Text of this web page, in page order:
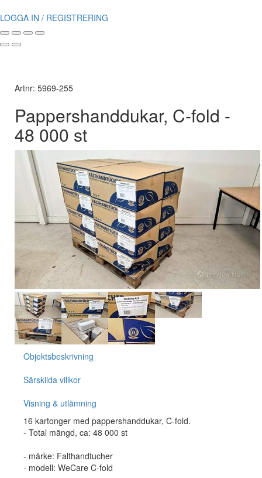
LOGGA IN / REGISTRERING
Artnr: 5969-255
Pappershanddukar, C-fold -
48 000 st
Objektsbeskrivning
Särskilda villkor
Visning & utlämning
16 kartonger med pappershanddukar, C-fold.
- Total mängd, ca: 48 000 st
- märke: Falthandtucher
- modell: WeCare C-fold